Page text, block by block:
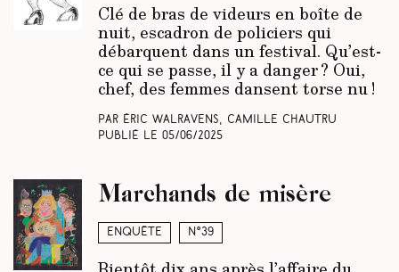
Clé de bras de videurs en boîte de
nuit, escadron de policiers qui
débarquent dans un festival. Qu’est-
ce qui se passe, il y a danger ? Oui,
chef, des femmes dansent torse nu !
Par Éric Walravens, Camille Chautru
Publié le 05/06/2025
Enquête N°39
Marchands de misère